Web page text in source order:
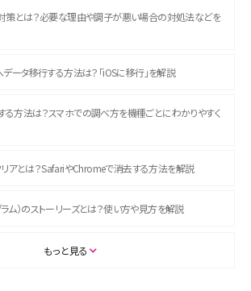
策とは？必要な理由や調子が悪い場合の対処法などを
ータ移行する方法は？「iOSに移行」を解説
方法は？スマホでの調べ方を機種ごとにわかりやすく
アとは？SafariやChromeで消去する方法を解説
ム）のストーリーズとは？使い方や見方を解説
の代表ジャンルや楽しみ方を解説
もっと見る